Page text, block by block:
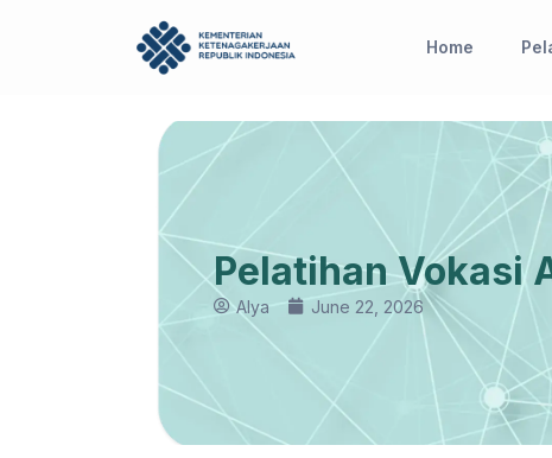
Home
Pelatihan Vokasi
Alya June 22, 2026